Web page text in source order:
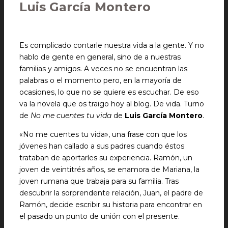
Luis García Montero
Es complicado contarle nuestra vida a la gente. Y no
hablo de gente en general, sino de a nuestras
familias y amigos. A veces no se encuentran las
palabras o el momento pero, en la mayoría de
ocasiones, lo que no se quiere es escuchar. De eso
va la novela que os traigo hoy al blog. De vida. Turno
de No me cuentes tu vida de Luis García Montero.
«No me cuentes tu vida», una frase con que los
jóvenes han callado a sus padres cuando éstos
trataban de aportarles su experiencia. Ramón, un
joven de veintitrés años, se enamora de Mariana, la
joven rumana que trabaja para su familia. Tras
descubrir la sorprendente relación, Juan, el padre de
Ramón, decide escribir su historia para encontrar en
el pasado un punto de unión con el presente.